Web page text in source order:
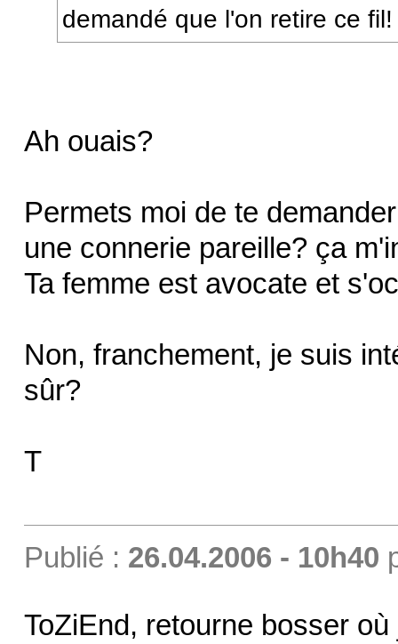
demandé que l'on retire ce fil!
Ah ouais?
Permets moi de te
une connerie pareille? ça
Ta femme est avocate et
Non, franchement, je suis
sûr?
T
Publié : 26.04.2006 - 10h40
ToZiEnd, retourne bosser